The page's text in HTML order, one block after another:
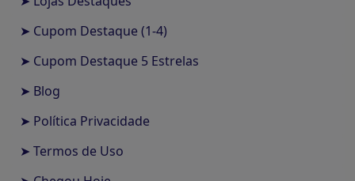
➤ Cupom Destaque (1-4)
➤ Cupom Destaque 5 Estrelas
➤ Blog
➤ Política Privacidade
➤ Termos de Uso